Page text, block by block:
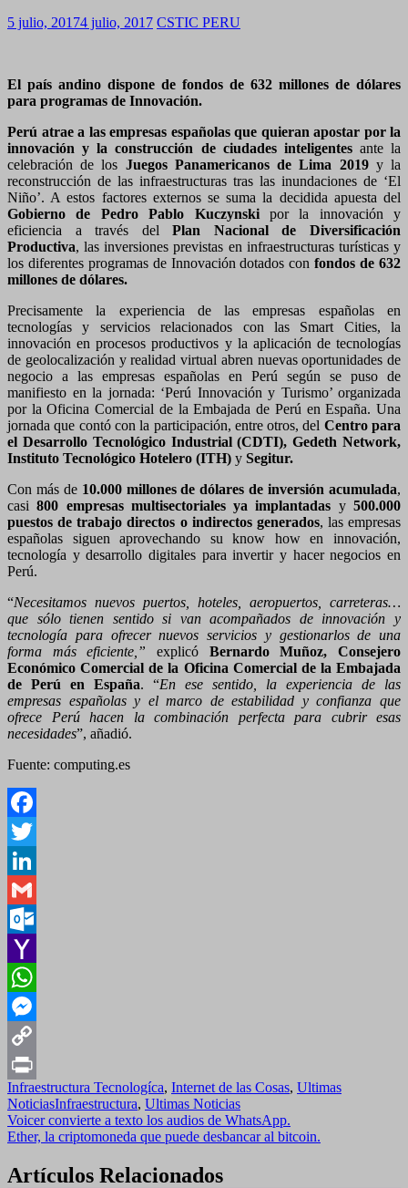
5 julio, 20174 julio, 2017 CSTIC PERU
El país andino dispone de fondos de 632 millones de dólares
para programas de Innovación.
Perú atrae a las empresas españolas que quieran apostar por la
innovación y la construcción de ciudades inteligentesante la
celebración de los Juegos Panamericanos de Lima 2019y la
reconstrucción de las infraestructuras tras las inundaciones de ‘El
Niño’. A estos factores externos se suma la decidida apuesta del
Gobierno de Pedro Pablo Kuczynskipor la innovación y
eficiencia a través delPlan Nacional de Diversificación
Productiva, las inversiones previstas en infraestructuras turísticas y
los diferentes programas de Innovación dotados confondos de 632
millones de dólares.
Precisamente la experiencia de las empresas españolas en
tecnologías y servicios relacionados con las Smart Cities, la
innovación en procesos productivos y la aplicación de tecnologías
de geolocalización y realidad virtual abren nuevas oportunidades de
negocio a las empresas españolas en Perú según se puso de
manifiesto en la jornada: ‘Perú Innovación y Turismo’ organizada
por la Oficina Comercial de la Embajada de Perú en España. Una
jornada que contó con la participación, entre otros, del Centro para
el Desarrollo Tecnológico Industrial (CDTI), Gedeth Network,
Instituto Tecnológico Hotelero (ITH) y Segitur.
Con más de 10.000 millones de dólares de inversión acumulada,
casi800 empresas multisectoriales ya implantadas y500.000
puestos de trabajo directos o indirectos generados, las empresas
españolas siguen aprovechando su know how en innovación,
tecnología y desarrollo digitales para invertir y hacer negocios en
Perú.
“Necesitamos nuevos puertos, hoteles, aeropuertos, carreteras…
que sólo tienen sentido si van acompañados de innovación y
tecnología para ofrecer nuevos servicios y gestionarlos de una
forma más eficiente,” explicó Bernardo Muñoz, Consejero
Económico Comercial de la Oficina Comercial de la Embajada
de Perú en España. “En ese sentido, la experiencia de las
empresas españolas y el marco de estabilidad y confianza que
ofrece Perú hacen la combinación perfecta para cubrir esas
necesidades”, añadió.
Fuente: computing.es
Facebook
Twitter
LinkedIn
Gmail
Outlook.com
Yahoo
Mail
WhatsApp
Messenger
Copy
Link
Print
Infraestructura Tecnologíca, Internet de las Cosas, Ultimas
NoticiasInfraestructura, Ultimas Noticias
Navegación
de
entradas
Voicer convierte a texto los audios de WhatsApp.
Ether, la criptomoneda que puede desbancar al bitcoin.
Artículos Relacionados